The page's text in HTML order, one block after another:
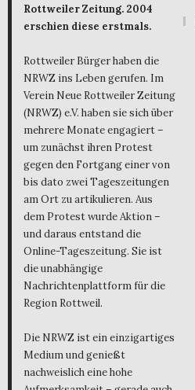
Rottweiler Zeitung. 2004
erschien diese erstmals.
Rottweiler Bürger haben die
NRWZ ins Leben gerufen. Im
Verein Neue Rottweiler Zeitung
(NRWZ) e.V. haben sie sich über
mehrere Monate engagiert –
um zunächst ihren Protest
gegen den Fortgang einer von
bis dato zwei Tageszeitungen
am Ort zu artikulieren. Aus
dem Protest wurde Aktion –
und daraus entstand die
Online-Tageszeitung. Sie ist
die unabhängige
Nachrichtenplattform für die
Region Rottweil.
Die NRWZ ist ein einzigartiges
Medium und genießt
nachweislich eine hohe